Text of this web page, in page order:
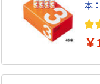
本